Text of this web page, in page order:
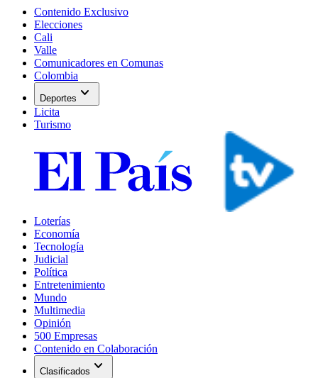
Contenido Exclusivo
Elecciones
Cali
Valle
Comunicadores en Comunas
Colombia
Deportes expand_more
Licita
Turismo
Loterías
Economía
Tecnología
Judicial
Política
Entretenimiento
Mundo
Multimedia
Opinión
500 Empresas
Contenido en Colaboración
Clasificados expand_more